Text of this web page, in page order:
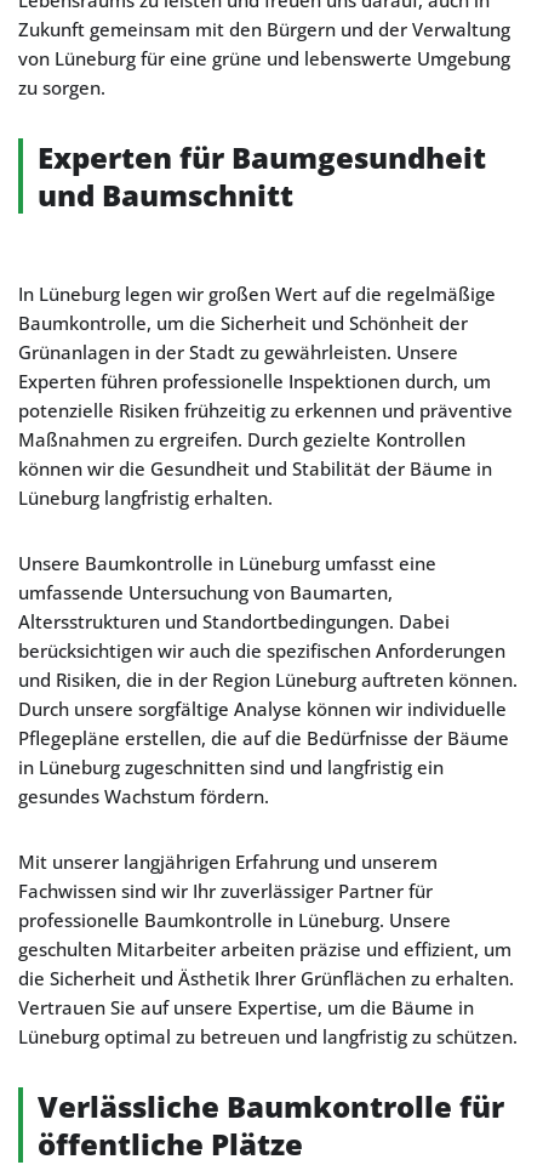
Zukunft gemeinsam mit den Bürgern und der Verwaltung
von Lüneburg für eine grüne und lebenswerte Umgebung
zu sorgen.
Experten für Baumgesundheit
und Baumschnitt
In Lüneburg legen wir großen Wert auf die regelmäßige
Baumkontrolle, um die Sicherheit und Schönheit der
Grünanlagen in der Stadt zu gewährleisten. Unsere
Experten führen professionelle Inspektionen durch, um
potenzielle Risiken frühzeitig zu erkennen und präventive
Maßnahmen zu ergreifen. Durch gezielte Kontrollen
können wir die Gesundheit und Stabilität der Bäume in
Lüneburg langfristig erhalten.
Unsere Baumkontrolle in Lüneburg umfasst eine
umfassende Untersuchung von Baumarten,
Altersstrukturen und Standortbedingungen. Dabei
berücksichtigen wir auch die spezifischen Anforderungen
und Risiken, die in der Region Lüneburg auftreten können.
Durch unsere sorgfältige Analyse können wir individuelle
Pflegepläne erstellen, die auf die Bedürfnisse der Bäume
in Lüneburg zugeschnitten sind und langfristig ein
gesundes Wachstum fördern.
Mit unserer langjährigen Erfahrung und unserem
Fachwissen sind wir Ihr zuverlässiger Partner für
professionelle Baumkontrolle in Lüneburg. Unsere
geschulten Mitarbeiter arbeiten präzise und effizient, um
die Sicherheit und Ästhetik Ihrer Grünflächen zu erhalten.
Vertrauen Sie auf unsere Expertise, um die Bäume in
Lüneburg optimal zu betreuen und langfristig zu schützen.
Verlässliche Baumkontrolle für
öffentliche Plätze